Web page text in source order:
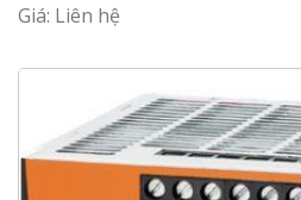
Giá: Liên hệ